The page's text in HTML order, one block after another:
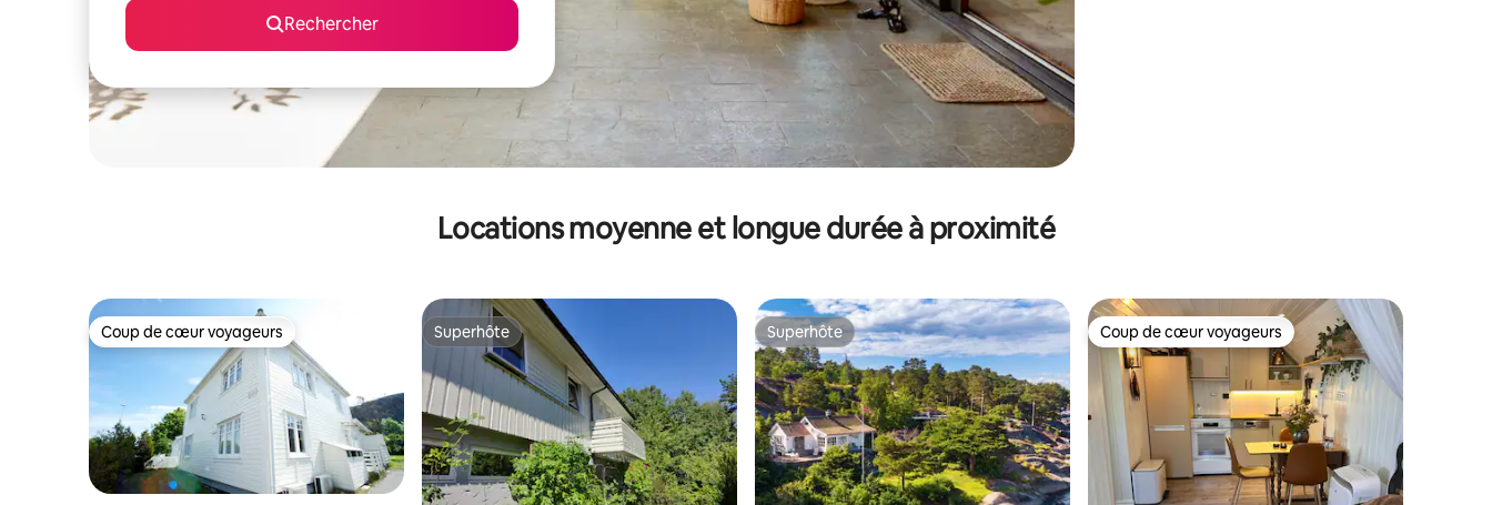
Rechercher
Locations moyenne et longue durée à proximité
Coup de cœur voyageurs
Coup de cœur voyageurs Superhôte
Superhôte Superhôte
Superhôte Coup de cœur voyageurs
Coup de cœur voyageurs